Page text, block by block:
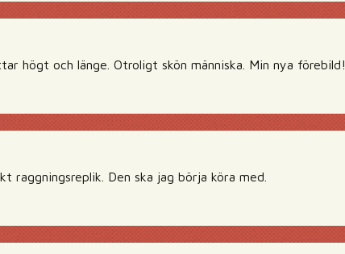
högt och länge. Otroligt skön människa. Min nya förebild!
raggningsreplik. Den ska jag börja köra med.